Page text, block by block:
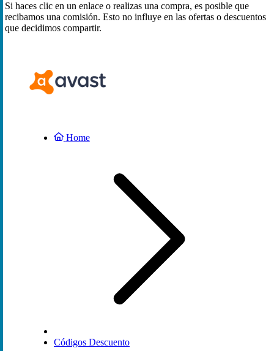
Si haces clic en un enlace o realizas una compra, es posible que
recibamos una comisión. Esto no influye en las ofertas o descuentos
que decidimos compartir.
Home
Códigos Descuento